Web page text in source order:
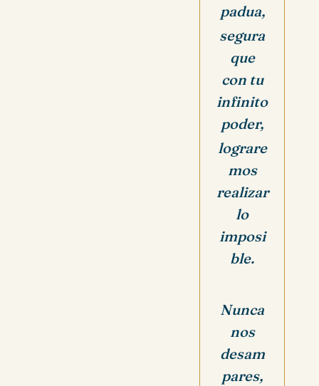
padua,
segura
que
con tu
infinito
poder,
lograre
mos
realizar
lo
imposi
ble.
Nunca
nos
desam
pares,